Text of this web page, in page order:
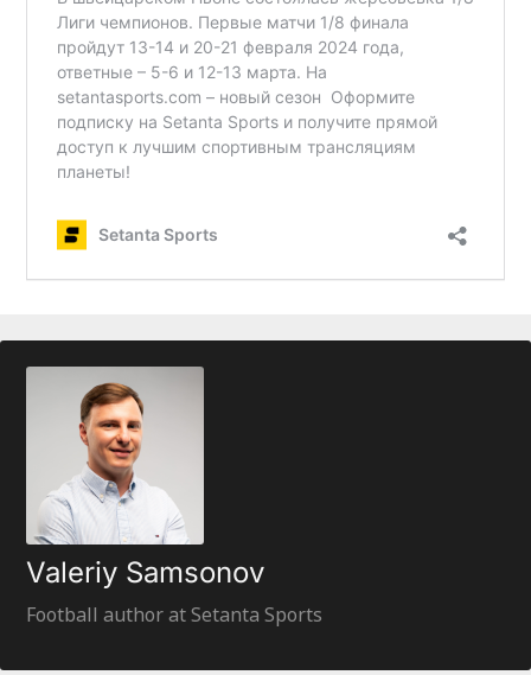
Valeriy Samsonov
Football author at Setanta Sports